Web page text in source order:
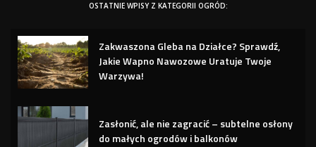
OSTATNIE WPISY Z KATEGORII OGRÓD:
Zakwaszona Gleba na Działce? Sprawdź,
Jakie Wapno Nawozowe Uratuje Twoje
Warzywa!
Zasłonić, ale nie zagracić – subtelne osłony
do małych ogrodów i balkonów